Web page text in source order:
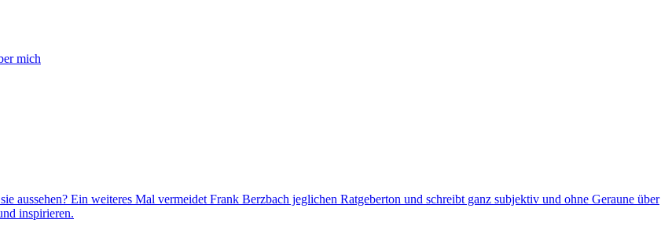
mich
aussehen? Ein weiteres Mal vermeidet Frank Berzbach jeglichen Ratgeberton und schreibt ganz subjektiv und ohne Geraune über
inspirieren.